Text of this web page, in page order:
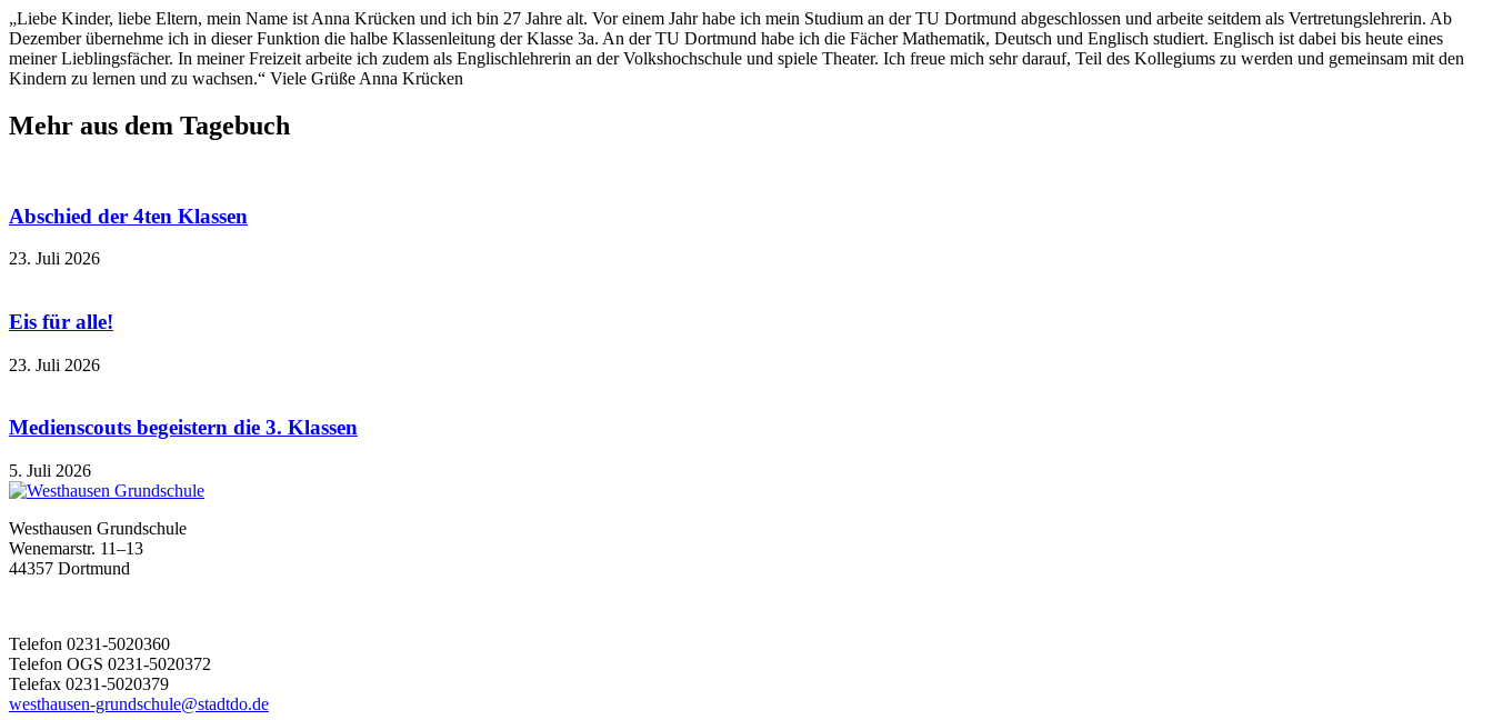
„Liebe Kinder, liebe Eltern, mein Name ist Anna Krücken und ich bin 27 Jahre alt. Vor einem Jahr habe ich mein Studium an der TU Dortmund abgeschlossen und arbeite seitdem als Vertretungslehrerin. Ab
Dezember übernehme ich in dieser Funktion die halbe Klassenleitung der Klasse 3a. An der TU Dortmund habe ich die Fächer Mathematik, Deutsch und Englisch studiert. Englisch ist dabei bis heute eines
meiner Lieblingsfächer. In meiner Freizeit arbeite ich zudem als Englischlehrerin an der Volkshochschule und spiele Theater. Ich freue mich sehr darauf, Teil des Kollegiums zu werden und gemeinsam mit den
Kindern zu lernen und zu wachsen.“ Viele Grüße Anna Krücken
Mehr aus dem Tagebuch
Abschied der 4ten Klassen
23. Juli 2026
Eis für alle!
23. Juli 2026
Medienscouts begeistern die 3. Klassen
5. Juli 2026
Westhausen Grundschule
Wenemarstr. 11–13
44357 Dortmund
Telefon 0231-5020360
Telefon OGS 0231-5020372
Telefax 0231-5020379
westhausen-grundschule@stadtdo.de